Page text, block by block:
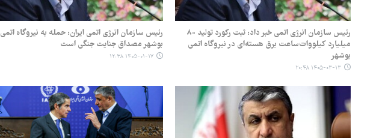
رئیس سازمان انرژی اتمی خبر داد: ثبت رکورد تولید ۸۰
میلیارد کیلووات‌ساعت برق هسته‌ای در نیروگاه اتمی
بوشهر
۱۴۰۵-۰۳-۱۳ ۲۰:۴۸
رئیس سازمان انرژی اتمی ایران: حمله به نیروگاه اتمی
بوشهر مصداق جنایت جنگی است
۱۴۰۵-۰۱-۱۷ ۱۲:۳۸